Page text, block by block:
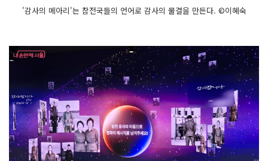
'감사의 메아리'는 참전국들의 언어로 감사의 물결을 만든다. ©이혜숙